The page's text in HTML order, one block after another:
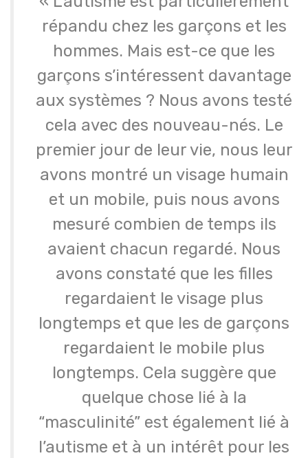
répandu chez les garçons et les
hommes. Mais est-ce que les
garçons s’intéressent davantage
aux systèmes ? Nous avons testé
cela avec des nouveau-nés. Le
premier jour de leur vie, nous leur
avons montré un visage humain
et un mobile, puis nous avons
mesuré combien de temps ils
avaient chacun regardé. Nous
avons constaté que les filles
regardaient le visage plus
longtemps et que les de garçons
regardaient le mobile plus
longtemps. Cela suggère que
quelque chose lié à la
“masculinité” est également lié à
l’autisme et à un intérêt pour les